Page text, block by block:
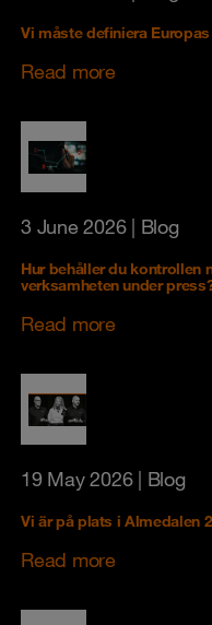
Vi måste definiera
Read more
3 June 2026| Blog
Hur behåller du kontrollen
verksamheten under
Read more
19 May 2026| Blog
Vi är på plats i Almedalen
Read more